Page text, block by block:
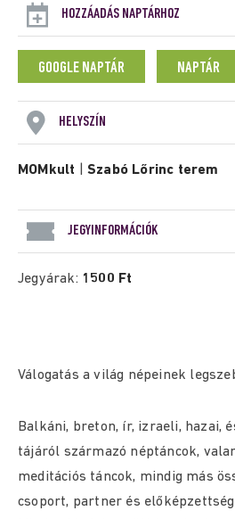
HOZZÁADÁS NAPTÁRHOZ
GOOGLE NAPTÁR NAPTÁR
HELYSZÍN
MOMkult |Szabó Lőrinc terem
JEGYINFORMÁCIÓK
Jegyárak: 1500 Ft
Válogatás a világ népeinek
Balkáni, breton, ír, izraeli, hazai,
tájáról származó néptáncok,
meditációs táncok, mindig más
csoport, partner és